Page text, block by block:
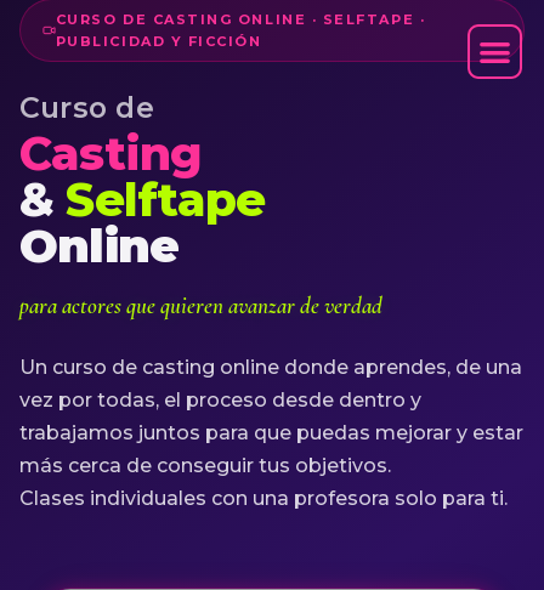
CURSO CASTING
CURSO DE CASTING ONLINE · SELFTAPE ·
PUBLICIDAD Y FICCIÓN
Curso de
Casting
&Selftape
Online
para actores que quieren avanzar de verdad
Un curso de casting online donde aprendes, de una
vez por todas, el proceso desde dentro y
trabajamos juntos para que puedas mejorar y estar
más cerca de conseguir tus objetivos.
Clases individuales con una profesora solo para ti.